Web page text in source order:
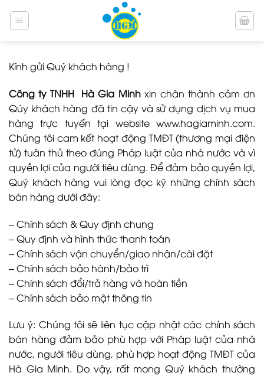
qua
Kính gửi Quý khách hàng !
Công ty TNHH Hà Gia Minhxin chân thành cảm ơn
Qúy khách hàng đã tin cậy và sử dụng dịch vụ mua
hàng trực tuyến tại website www.hagiaminh.com.
Chúng tôi cam kết hoạt động TMĐT (thương mại điện
tử) tuân thủ theo đúng Pháp luật của nhà nước và vì
quyền lợi của người tiêu dùng. Để đảm bảo quyền lợi,
Quý khách hàng vui lòng đọc kỹ những chính sách
bán hàng dưới đây:
–Chính sách & Quy định chung
–Quy định và hình thức thanh toán
–Chính sách vận chuyển/giao nhận/cài đặt
–Chính sách bảo hành/bảo trì
–Chính sách đổi/trả hàng và hoàn tiền
–Chính sách bảo mật thông tin
Lưu ý: Chúng tôi sẽ liên tục cập nhật các chính sách
bán hàng đảm bảo phù hợp với Pháp luật của nhà
nước, người tiêu dùng, phù hợp hoạt động TMĐT của
Hà Gia Minh. Do vậy, rất mong Quý khách thường